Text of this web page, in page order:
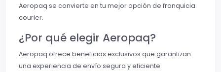
Aeropaq se convierte en tu mejor opción de franquicia
courier.
¿Por qué elegir Aeropaq?
Aeropaq ofrece beneficios exclusivos que garantizan
una experiencia de envío segura y eficiente: